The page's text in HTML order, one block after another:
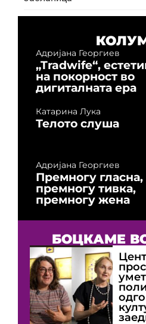
Адријана Георгиев
„Tradwife“,
на покорност во
дигиталната ера
Катарина Лука
Телото слуша
Адријана Георгиев
Премногу гласна,
премногу тивка,
премногу жена
БОЦКАМЕ